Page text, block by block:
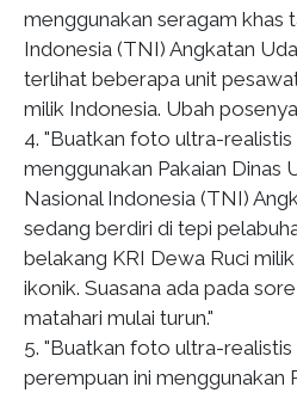
menggunakan seragam khas
Indonesia (TNI) Angkatan
terlihat beberapa unit
milik Indonesia. Ubah
4. "Buatkan foto ultra-realistis
menggunakan Pakaian Dinas
Nasional Indonesia (TNI)
sedang berdiri di tepi
belakang KRI Dewa Ruci
ikonik. Suasana ada pada
matahari mulai turun."
5. "Buatkan foto ultra-
perempuan ini menggunakan